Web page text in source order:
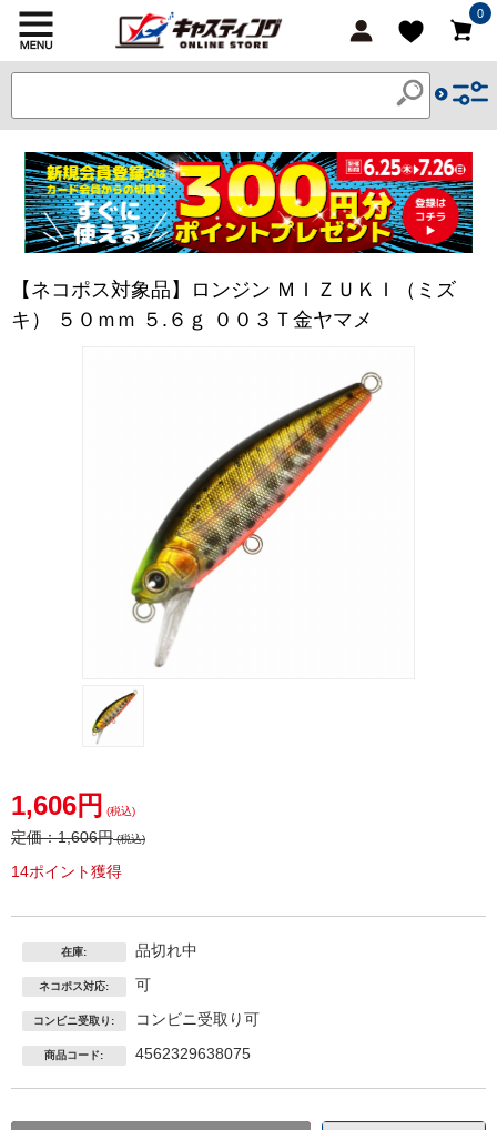
0
【ネコポス対象品】ロンジン ＭＩＺＵＫＩ（ミズ
キ） ５０ｍｍ ５.６ｇ ００３Ｔ金ヤマメ
1,606円 (税込)
定価：1,606円(税込)
14ポイント獲得
在庫: 品切れ中
ネコポス対応: 可
コンビニ受取り: コンビニ受取り可
商品コード: 4562329638075